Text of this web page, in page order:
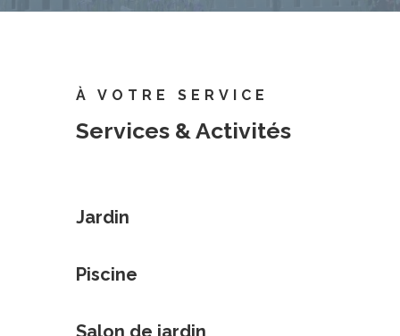
À VOTRE SERVICE
Services & Activités
Jardin
Piscine
Salon de jardin